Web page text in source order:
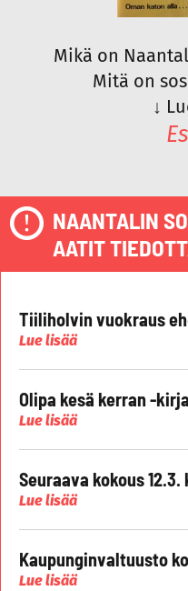
Mikä on
Mitä on
↓
NAANTALIN
AATIT
Tiiliholvin vuokraus
Lue lisää
Olipa kesä kerran -kirja
Lue lisää
Seuraava kokous 12.3.
Lue lisää
Kaupunginvaltuusto
Lue lisää